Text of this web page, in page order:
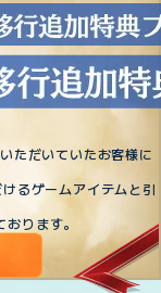
ただいていたお客様に
るゲームアイテムと引
ります。